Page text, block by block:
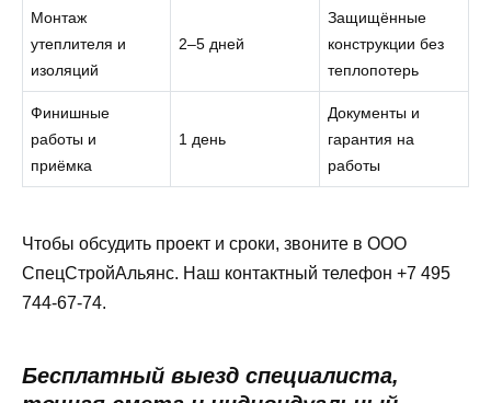
Монтаж
утеплителя и
изоляций
2–5 дней
Защищённые
конструкции без
теплопотерь
Финишные
работы и
приёмка
1 день
Документы и
гарантия на
работы
Чтобы обсудить проект и сроки, звоните в ООО
СпецСтройАльянс. Наш контактный телефон +7 495
744-67-74.
Бесплатный выезд специалиста,